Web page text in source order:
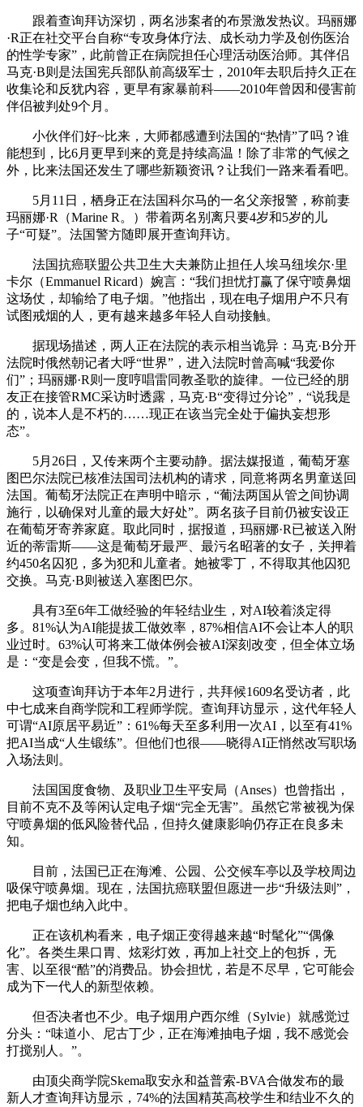
跟着查询拜访深切，两名涉案者的布景激发热议。玛丽娜
·R正在社交平台自称“专攻身体疗法、成长动力学及创伤医治
的性学专家”，此前曾正在病院担任心理活动医治师。其伴侣
马克·B则是法国宪兵部队前高级军士，2010年去职后持久正在
收集论和反犹内容，更早有家暴前科——2010年曾因和侵害前
伴侣被判处9个月。
小伙伴们好~比来，大师都感遭到法国的“热情”了吗？谁
能想到，比6月更早到来的竟是持续高温！除了非常的气候之
外，比来法国还发生了哪些新颖资讯？让我们一路来看看吧。
5月11日，栖身正在法国科尔马的一名父亲报警，称前妻
玛丽娜·R（Marine R。）带着两名别离只要4岁和5岁的儿
子“可疑”。法国警方随即展开查询拜访。
法国抗癌联盟公共卫生大夫兼防止担任人埃马纽埃尔·里
卡尔（Emmanuel Ricard）婉言：“我们担忧打赢了保守喷鼻烟
这场仗，却输给了电子烟。”他指出，现在电子烟用户不只有
试图戒烟的人，更有越来越多年轻人自动接触。
据现场描述，两人正在法院的表示相当诡异：马克·B分开
法院时俄然朝记者大呼“世界”，进入法院时曾高喊“我爱你
们”；玛丽娜·R则一度哼唱雷同教圣歌的旋律。一位已经的朋
友正在接管RMC采访时透露，马克·B“变得过分论”，“说我是
的，说本人是不朽的……现正在该当完全处于偏执妄想形
态”。
5月26日，又传来两个主要动静。据法媒报道，葡萄牙塞
图巴尔法院已核准法国司法机构的请求，同意将两名男童送回
法国。葡萄牙法院正在声明中暗示，“葡法两国从管之间协调
施行，以确保对儿童的最大好处”。两名孩子目前仍被安设正
在葡萄牙寄养家庭。取此同时，据报道，玛丽娜·R已被送入附
近的蒂雷斯——这是葡萄牙最严、最污名昭著的女子，关押着
约450名囚犯，多为犯和儿童者。她被零丁，不得取其他囚犯
交换。马克·B则被送入塞图巴尔。
具有3至6年工做经验的年轻结业生，对AI较着淡定得
多。81%认为AI能提拔工做效率，87%相信AI不会让本人的职
业过时。63%认可将来工做体例会被AI深刻改变，但全体立场
是：“变是会变，但我不慌。”。
这项查询拜访于本年2月进行，共拜候1609名受访者，此
中七成来自商学院和工程师学院。查询拜访显示，这代年轻人
可谓“AI原居平易近”：61%每天至多利用一次AI，以至有41%
把AI当成“人生锻练”。但他们也很——晓得AI正悄然改写职场
入场法则。
法国国度食物、及职业卫生平安局（Anses）也曾指出，
目前不克不及等闲认定电子烟“完全无害”。虽然它常被视为保
守喷鼻烟的低风险替代品，但持久健康影响仍存正在良多未
知。
目前，法国已正在海滩、公园、公交候车亭以及学校周边
吸保守喷鼻烟。现在，法国抗癌联盟但愿进一步“升级法则”，
把电子烟也纳入此中。
正在该机构看来，电子烟正变得越来越“时髦化”“偶像
化”。各类生果口胃、炫彩灯效，再加上社交上的包拆，无
害、以至很“酷”的消费品。协会担忧，若是不尽早，它可能会
成为下一代人的新型依赖。
但否决者也不少。电子烟用户西尔维（Sylvie）就感觉过
分头：“味道小、尼古丁少，正在海滩抽电子烟，我不感觉会
打搅别人。”。
由顶尖商学院Skema取安永和益普索-BVA合做发布的最
新人才查询拜访显示，74%的法国精英高校学生和结业不久的